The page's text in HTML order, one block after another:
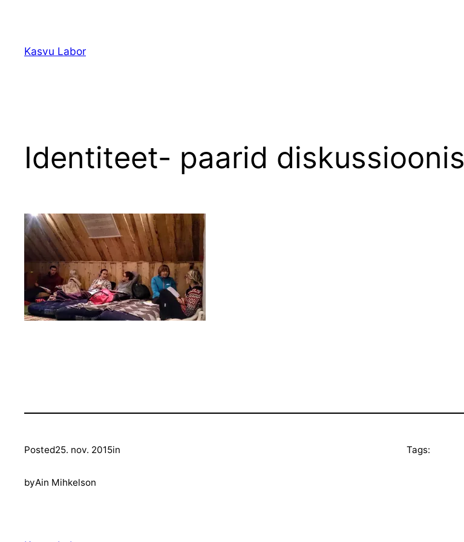
juurdeKasvu Labor
Identiteet- paarid diskussioonis
Posted25. nov. 2015in
byAin Mihkelson
Tags: